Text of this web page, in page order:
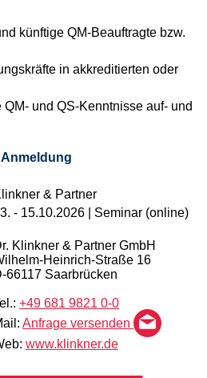
künftige QM-Beauftragte bzw.
in akkreditierten oder
und QS-Kenntnisse auf- und
& Partner
- 15.10.2026 | Seminar (online)
Klinkner & Partner GmbH
Heinrich-Straße 16
66117 Saarbrücken
+49 681 9821 0-0
Anfrage versenden
www.klinkner.de